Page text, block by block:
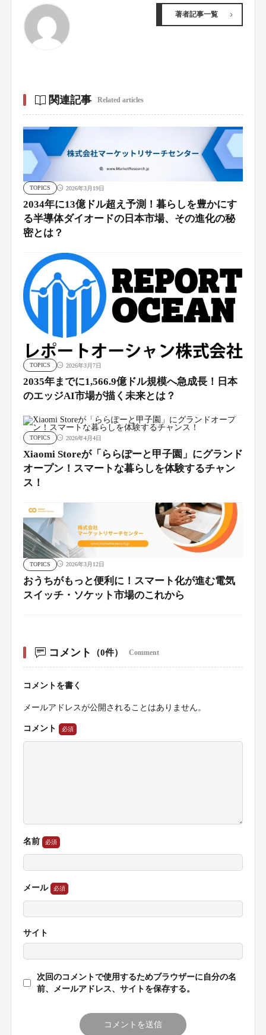
著者記事一覧
関連記事 Related articles
TOPICS 2026年3月19日
2034年に13億ドル超え予測！暮らしを豊かにす
る半導体ダイオードの日本市場、その進化の秘
密とは？
TOPICS 2026年3月7日
2035年までに1,566.9億ドル規模へ急成長！日本
のエッジAI市場が描く未来とは？
TOPICS 2026年4月4日
Xiaomi Storeが「ららぽーと甲子園」にグランド
オープン！スマートな暮らしを体験するチャン
ス！
TOPICS 2026年3月12日
おうちがもっと便利に！スマート化が進む電気
スイッチ・ソケット市場のこれから
コメント （0件） Comment
コメントを書く
メールアドレスが公開されることはありません。
コメント
名前
メール
サイト
次回のコメントで使用するためブラウザーに自分の名
前、メールアドレス、サイトを保存する。